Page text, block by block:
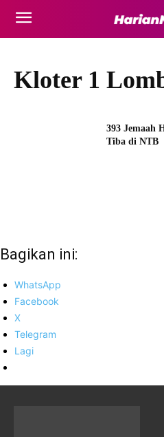
Kloter 1
393 Jemaah
Tiba di NTB
Bagikan ini:
WhatsApp
Facebook
X
Telegram
Lagi